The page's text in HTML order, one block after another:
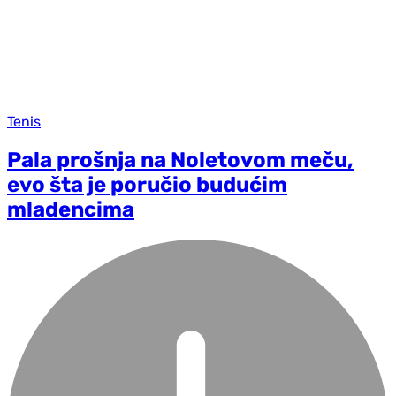
Tenis
Pala prošnja na Noletovom meču,
evo šta je poručio budućim
mladencima